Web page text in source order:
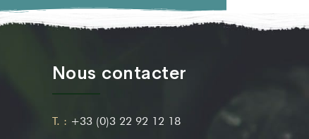
Nous contacter
T. : +33 (0)3 22 92 12 18